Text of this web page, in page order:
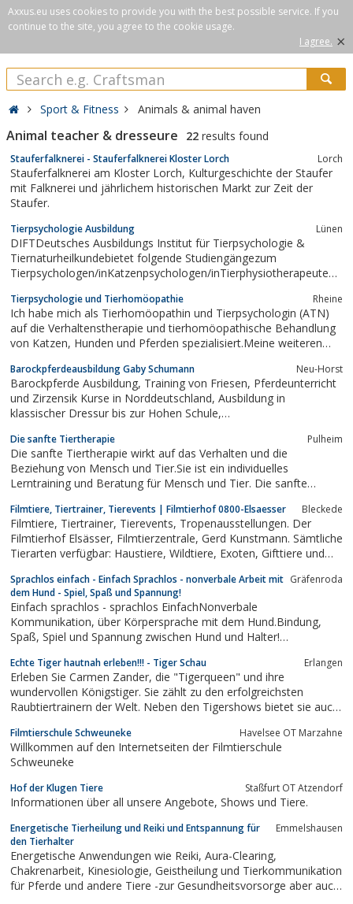
Axxus.eu uses cookies to provide you with the best possible service. If you
continue to the site, you agree to the cookie usage.
I agree. ×
Sport & Fitness Animals & animal haven
Animal teacher & dresseure 22 results found
Stauferfalknerei - Stauferfalknerei Kloster Lorch Lorch
Stauferfalknerei am Kloster Lorch, Kulturgeschichte der Staufer
mit Falknerei und jährlichem historischen Markt zur Zeit der
Staufer.
Tierpsychologie Ausbildung Lünen
DIFTDeutsches Ausbildungs Institut für Tierpsychologie &
Tiernaturheilkundebietet folgende Studiengängezum
Tierpsychologen/inKatzenpsychologen/inTierphysiotherapeuten-
GVT.Blutegel-Kräuter & Bachblütenherapeuten.Schwerpunkt -
Hund-Katze-Pferd....
Tierpsychologie und Tierhomöopathie Rheine
Ich habe mich als Tierhomöopathin und Tierpsychologin (ATN)
auf die Verhaltenstherapie und tierhomöopathische Behandlung
von Katzen, Hunden und Pferden spezialisiert.Meine weiteren
Beratung und Information, Hilfe bei der Erziehung,
Besitzerschulung, Tiersitting vor Ort,...
Barockpferdeausbildung Gaby Schumann Neu-Horst
Barockpferde Ausbildung, Training von Friesen, Pferdeunterricht
und Zirzensik Kurse in Norddeutschland, Ausbildung in
klassischer Dressur bis zur Hohen Schule,
Schritt, Knien, Liegen, Sitzen, Steigen) Hengsthaltung (und
Erziehung)
Die sanfte Tiertherapie Pulheim
Die sanfte Tiertherapie wirkt auf das Verhalten und die
Beziehung von Mensch und Tier.Sie ist ein individuelles
Lerntraining und Beratung für Mensch und Tier. Die sanfte
handelt es sich um entspanntes und Freude bringendes Training
in der bekannten Umgebung Ihres Tieres...
Filmtiere, Tiertrainer, Tierevents | Filmtierhof 0800-Elsaesser Bleckede
Filmtiere, Tiertrainer, Tierevents, Tropenausstellungen. Der
Filmtierhof Elsässer, Filmtierzentrale, Gerd Kunstmann. Sämtliche
Tierarten verfügbar: Haustiere, Wildtiere, Exoten, Gifttiere und
§11 TschG zur Arbeit mit Tieren aller Art für Events,...
Sprachlos einfach - Einfach Sprachlos - nonverbale Arbeit mit
dem Hund - Spiel, Spaß und Spannung!
Gräfenroda
Einfach sprachlos - sprachlos EinfachNonverbale
Kommunikation, über Körpersprache mit dem Hund.Bindung,
Spaß, Spiel und Spannung zwischen Hund und Halter!
gemeinsamen erfolgen haben. Ohne Gewalt und Hilfsmittel...
Echte Tiger hautnah erleben!!! - Tiger Schau Erlangen
Erleben Sie Carmen Zander, die "Tigerqueen" und ihre
wundervollen Königstiger. Sie zählt zu den erfolgreichsten
Raubtiertrainern der Welt. Neben den Tigershows bietet sie auch
hautnah inmitten der Tiger zu sein, geschützt durch einen speziell
entwickelten...
Filmtierschule Schweuneke Havelsee OT Marzahne
Willkommen auf den Internetseiten der Filmtierschule
Schweuneke
Hof der Klugen Tiere Staßfurt OT Atzendorf
Informationen über all unsere Angebote, Shows und Tiere.
Energetische Tierheilung und Reiki und Entspannung für
den Tierhalter
Emmelshausen
Energetische Anwendungen wie Reiki, Aura-Clearing,
Chakrenarbeit, Kinesiologie, Geistheilung und Tierkommunikation
für Pferde und andere Tiere -zur Gesundheitsvorsorge aber auch